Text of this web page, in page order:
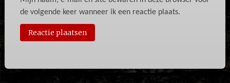
de volgende keer wanneer ik een reactie plaats.